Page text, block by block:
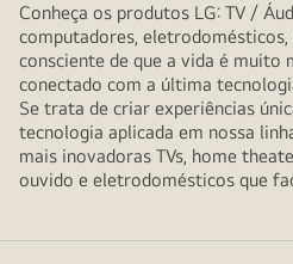
Conheça os produtos LG: TV /
computadores, eletrodomésticos,
consciente de que a vida é muito
conectado com a última
Se trata de criar experiências
tecnologia aplicada em nossa
mais inovadoras TVs, home
ouvido e eletrodomésticos que